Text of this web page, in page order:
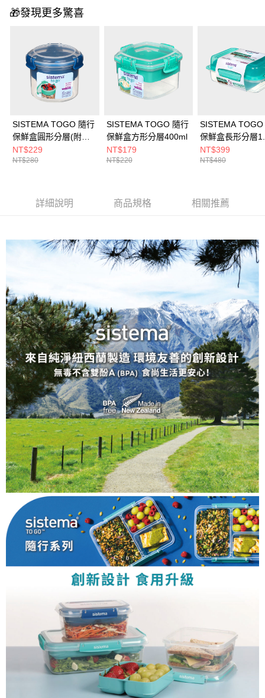
用戶於交易時，得透過本服務購買商品或服務，並由商店將買賣／分期付款
買賣價金債權讓與本公司後，依約使用本公司帳單繳交帳款。
資料（包含姓名、電話或地址）提供予台灣大哥大進項蒐集、處理及利用，
由本公司與您本人進行分期帳單所需資料之確認、核對及更正。
3.完整用戶服務條款，請詳閱以下連結：https://oppay.tw/userRule
🎁發現更多驚喜
SISTEMA TOGO 隨行
保鮮盒圓形分層(附湯
匙)530ml
NT$229
NT$280
SISTEMA TOGO 隨行
保鮮盒方形分層400ml
NT$179
NT$220
SISTEMA TOGO
保鮮盒長形分層
NT$399
NT$480
詳細說明 商品規格 相關推薦